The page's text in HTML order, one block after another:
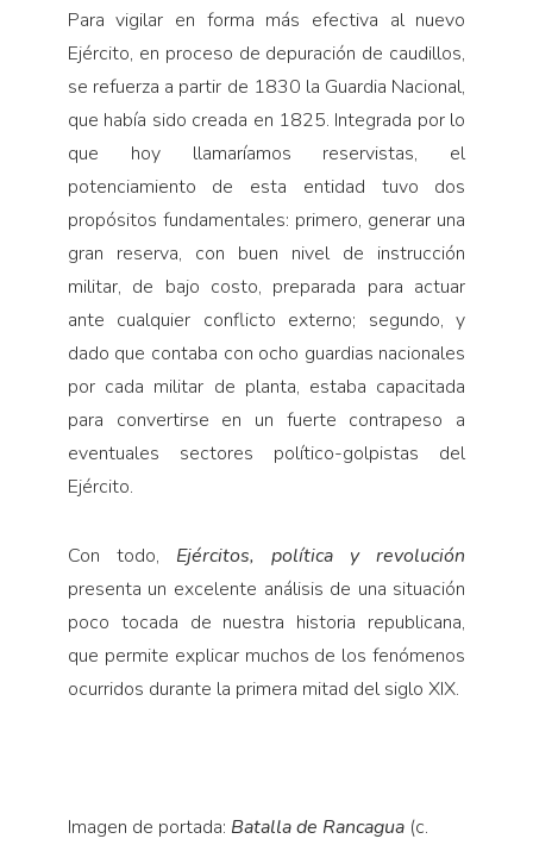
Para vigilar en forma más efectiva al nuevo
Ejército, en proceso de depuración de caudillos,
se refuerza a partir de 1830 la Guardia Nacional,
que había sido creada en 1825. Integrada por lo
que hoy llamaríamos reservistas, el
potenciamiento de esta entidad tuvo dos
propósitos fundamentales: primero, generar una
gran reserva, con buen nivel de instrucción
militar, de bajo costo, preparada para actuar
ante cualquier conflicto externo; segundo, y
dado que contaba con ocho guardias nacionales
por cada militar de planta, estaba capacitada
para convertirse en un fuerte contrapeso a
eventuales sectores político-golpistas del
Ejército.
Con todo, Ejércitos, política y revolución
presenta un excelente análisis de una situación
poco tocada de nuestra historia republicana,
que permite explicar muchos de los fenómenos
ocurridos durante la primera mitad del siglo XIX.
Imagen de portada: Batalla de Rancagua (c.